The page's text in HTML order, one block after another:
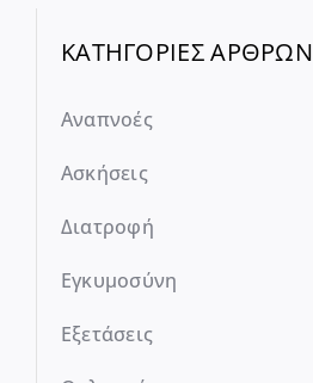
ΚΑΤΗΓΟΡΙΕΣ ΑΡΘΡΩΝ
Αναπνοές
Ασκήσεις
Διατροφή
Εγκυμοσύνη
Εξετάσεις